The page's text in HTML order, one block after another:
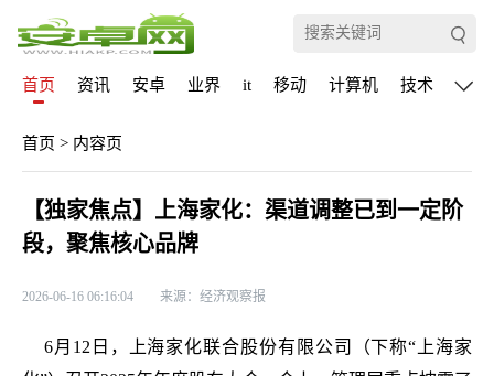
首页 资讯 安卓 业界 it 移动 计算机 技术 通信
首页 > 内容页
【独家焦点】上海家化：渠道调整已到一定阶
段，聚焦核心品牌
2026-06-16 06:16:04 来源：经济观察报
6月12日，上海家化联合股份有限公司（下称“上海家